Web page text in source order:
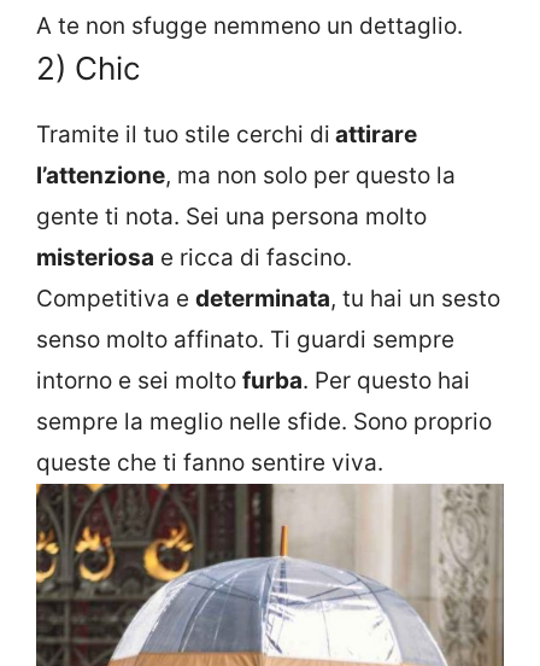
A te non sfugge nemmeno un dettaglio.
2) Chic
Tramite il tuo stile cerchi di attirare
l’attenzione, ma non solo per questo la
gente ti nota. Sei una persona molto
misteriosa e ricca di fascino.
Competitiva e determinata, tu hai un sesto
senso molto affinato. Ti guardi sempre
intorno e sei molto furba. Per questo hai
sempre la meglio nelle sfide. Sono proprio
queste che ti fanno sentire viva.